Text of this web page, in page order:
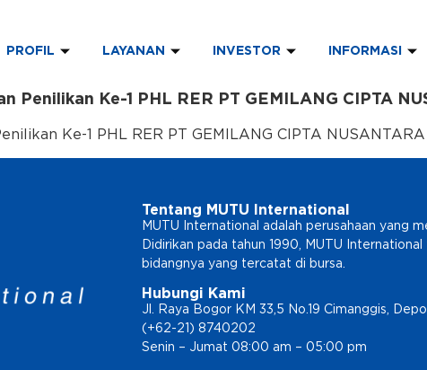
PROFIL LAYANAN INVESTOR INFORMASI
Penilikan Ke-1 PHL RER PT GEMILANG CIPTA
Ke-1 PHL RER PT GEMILANG CIPTA
Tentang MUTU International
MUTU International adalah perusahaan yang
Didirikan pada tahun 1990, MUTU
bidangnya yang tercatat di bursa.
Hubungi Kami
Jl. Raya Bogor KM 33,5 No.19 Cimanggis,
(+62-21) 8740202
Senin – Jumat 08:00 am – 05:00 pm